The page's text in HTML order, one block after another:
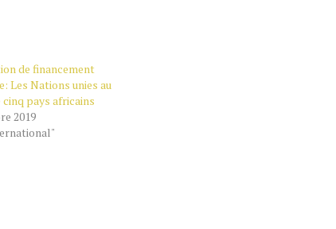
de financement
Les Nations unies au
cinq pays africains
2019